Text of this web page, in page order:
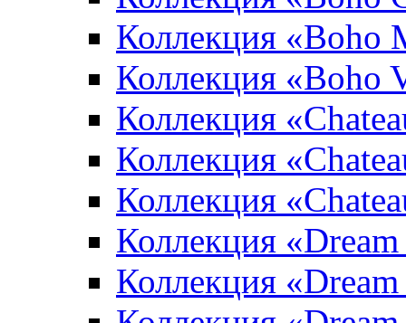
Коллекция «Boho
Коллекция «Boho
Коллекция
Коллекция
Коллекция
Коллекция
Коллекция